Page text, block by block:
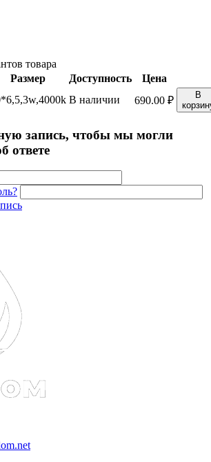
товара
Размер Доступность
Цена
В наличии 690.00 ₽
В
запись, чтобы мы могли
ответе